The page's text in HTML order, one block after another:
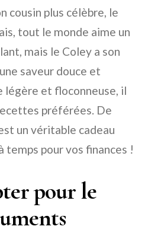
cousin plus célèbre, le
tout le monde aime un
mais le Coley a son
saveur douce et
légère et floconneuse, il
préférées. De
un véritable cadeau
temps pour vos finances !
pour le